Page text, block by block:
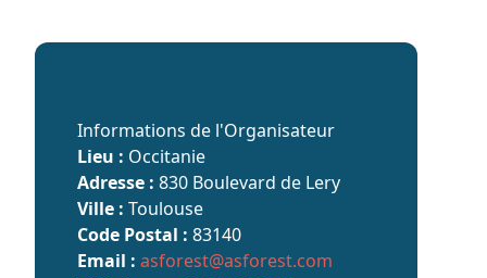
Informations de l'Organisateur
Lieu : Occitanie
Adresse : 830 Boulevard de Lery
Ville : Toulouse
Code Postal : 83140
Email : asforest@asforest.com